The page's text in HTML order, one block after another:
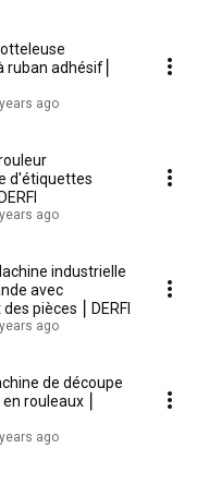
ruban adhésif⎮
ago
d'étiquettes
ago
industrielle
avec
empilement des pièces ⎮ DERFI
ago
de découpe
rouleaux ⎮
ago